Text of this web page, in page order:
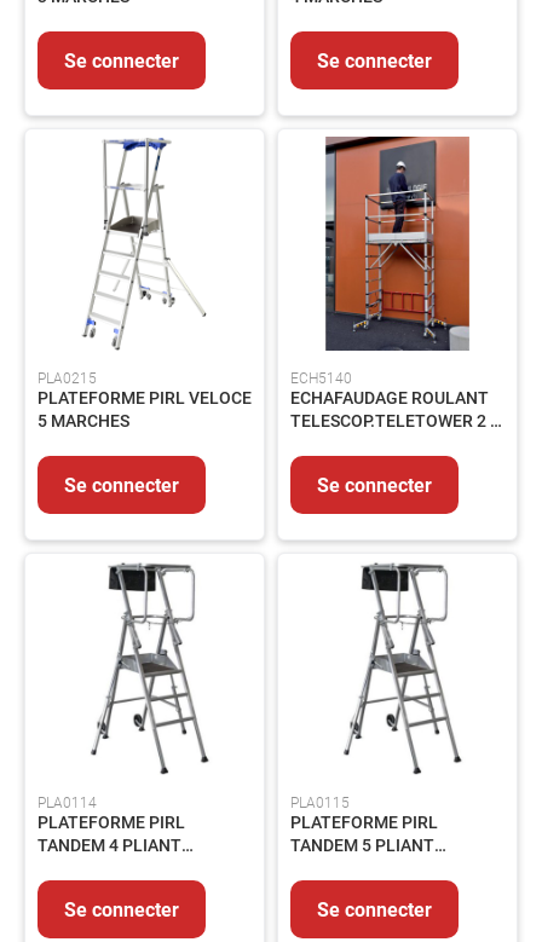
Vannes
Elements
de
carrosserie
Accessoires
Circuit
électrique
Controles
et
mesures
produits
Catalogues
Saisonnier
Promotions
Métiers
propos
Se connecter Se connecter
PLA0215
PLATEFORME PIRL VELOCE
5 MARCHES
Se connecter
ECH5140
ECHAFAUDAGE ROULANT
TELESCOP.TELETOWER 2 -
Se connecter
PLA0114
PLATEFORME PIRL
TANDEM 4 PLIANT
Se connecter
PLA0115
PLATEFORME PIRL
TANDEM 5 PLIANT
Se connecter